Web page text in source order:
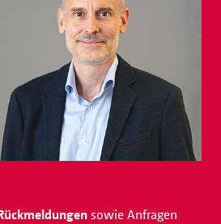
sowie Anfragen